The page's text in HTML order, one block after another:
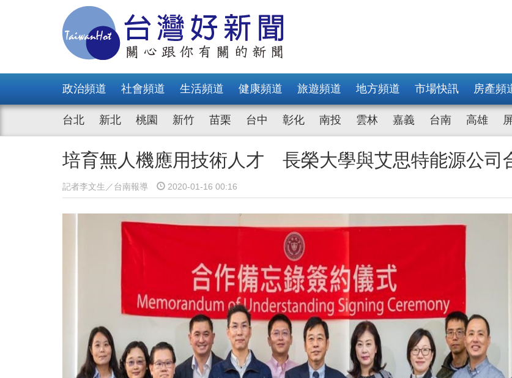
政治頻道 社會頻道 生活頻道 健康頻道 旅遊頻道 地方頻道 市場快訊 房產頻
台北 新北 桃園 新竹 苗栗 台中 彰化 南投 雲林 嘉義 台南 高雄
培育無人機應用技術人才 長榮大學與艾思特能源公司
記者李文生／台南報導 2020-01-16 00:16